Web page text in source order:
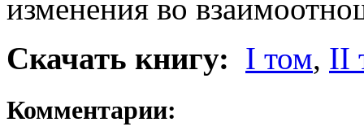
изменения во
Cкачать книгу: I том, II
Комментарии: